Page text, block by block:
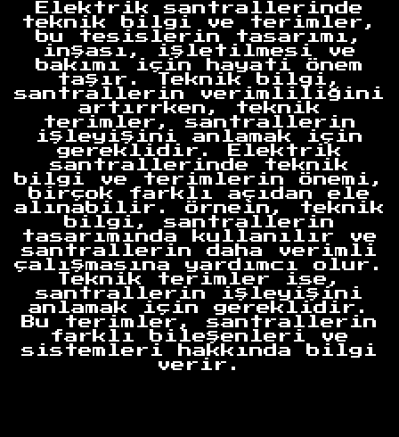
Elektrik santrallerinde
teknik bilgi ve terimler,
bu tesislerin tasarımı,
inşası, işletilmesi ve
bakımı için hayati önem
taşır. Teknik bilgi,
santrallerin verimliliğini
artırrken, teknik
terimler, santrallerin
işleyişini anlamak için
gereklidir. Elektrik
santrallerinde teknik
bilgi ve terimlerin önemi,
birçok farklı açıdan ele
alınabilir. Örnein, teknik
bilgi, santrallerin
tasarımında kullanılır ve
santrallerin daha verimli
çalışmasına yardımcı olur.
Teknik terimler ise,
santrallerin işleyişini
anlamak için gereklidir.
Bu terimler, santrallerin
farklı bileşenleri ve
sistemleri hakkında bilgi
verir.